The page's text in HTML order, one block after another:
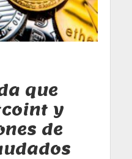
que
y
de